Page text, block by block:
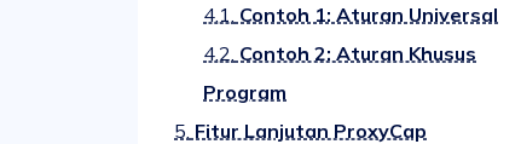
4.1. Contoh 1: Aturan Universal
4.2. Contoh 2: Aturan Khusus
Program
5. Fitur Lanjutan ProxyCap